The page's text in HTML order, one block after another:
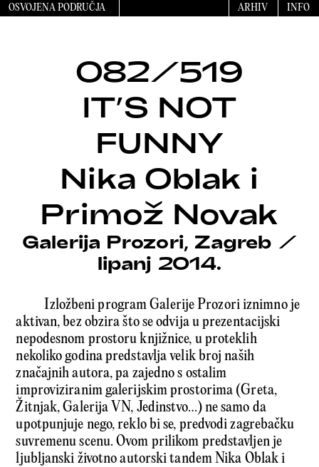
OSVOJENA PODRUČJA ARHIV INFO
082/519
IT’S NOT
FUNNY
Nika Oblak i
Primož Novak
Galerija Prozori, Zagreb /
lipanj 2014.
Izložbeni program Galerije Prozori iznimno je
aktivan, bez obzira što se odvija u prezentacijski
nepodesnom prostoru knjižnice, u proteklih
nekoliko godina predstavlja velik broj naših
značajnih autora, pa zajedno s ostalim
improviziranim galerijskim prostorima (Greta,
Žitnjak, Galerija VN, Jedinstvo…) ne samo da
upotpunjuje nego, reklo bi se, predvodi zagrebačku
suvremenu scenu. Ovom prilikom predstavljen je
ljubljanski životno autorski tandem Nika Oblak i